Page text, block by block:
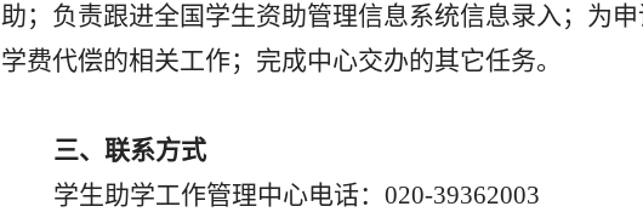
助；负责跟进全国学生资助管理信息系统信息录入；为
学费代偿的相关工作； 完成中心交办的其它任务。
三、联系方式
学生助学工作管理中心电话： 020-39362003